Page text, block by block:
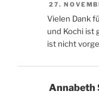
27.
Vielen Dank
und Kochi ist
ist nicht
Annabeth